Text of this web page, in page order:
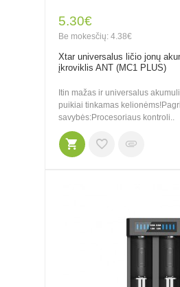
5.30€
Be mokesčių: 4.38€
Xtar universalus ličio jonų
įkroviklis ANT (MC1 PLUS)
Itin mažas ir universalus
puikiai tinkamas
savybės:Procesoriaus kontroli..